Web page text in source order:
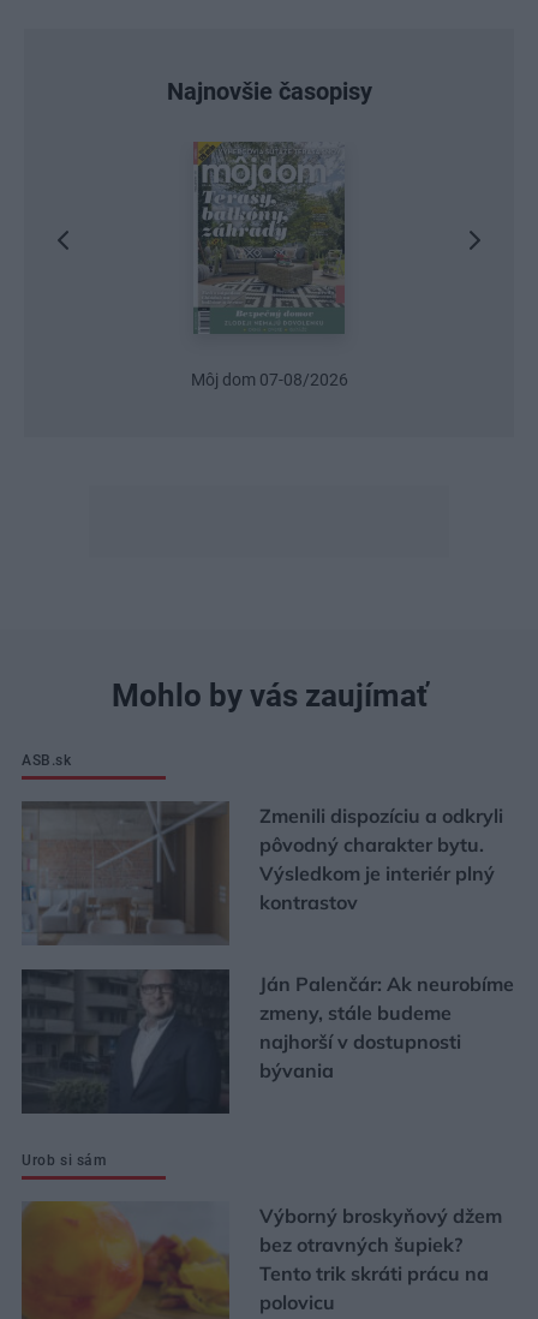
Najnovšie časopisy
Môj dom 07-08/2026
Mohlo by vás zaujímať
ASB.sk
Zmenili dispozíciu a odkryli
pôvodný charakter bytu.
Výsledkom je interiér plný
kontrastov
Ján Palenčár: Ak neurobíme
zmeny, stále budeme
najhorší v dostupnosti
bývania
Urob si sám
Výborný broskyňový džem
bez otravných šupiek?
Tento trik skráti prácu na
polovicu